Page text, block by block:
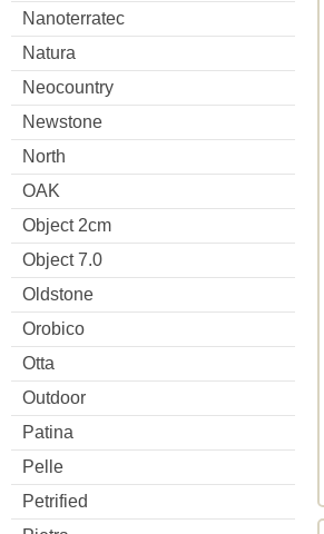
Nanoterratec
Natura
Neocountry
Newstone
North
OAK
Object 2cm
Object 7.0
Oldstone
Orobico
Otta
Outdoor
Patina
Pelle
Petrified